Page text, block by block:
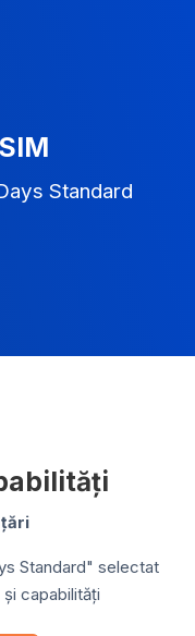
Standard
Standard" selectat
capabilități